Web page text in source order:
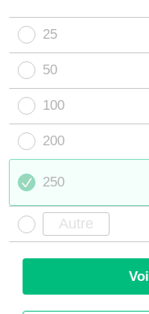
25
50
100
200
250